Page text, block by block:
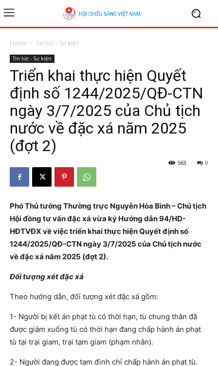
Home Tin tức - Sự kiện
Tin tức - Sự kiện
Triển khai thực hiện Quyết
định số 1244/2025/QĐ-CTN
ngày 3/7/2025 của Chủ tịch
nước về đặc xá năm 2025
(đợt 2)
0
563
Phó Thủ tướng Thường trực Nguyễn Hòa Bình – Chủ tịch
Hội đồng tư vấn đặc xá vừa ký Hướng dẫn 94/HD-
HĐTVĐX về việc triển khai thực hiện Quyết định số
1244/2025/QĐ-CTN ngày 3/7/2025 của Chủ tịch nước
về đặc xá năm 2025 (đợt 2).
Đối tượng xét đặc xá
Theo hướng dẫn, đối tượng xét đặc xá gồm:
1- Người bị kết án phạt tù có thời hạn, tù chung thân đã
được giảm xuống tù có thời hạn đang chấp hành án phạt
tù tại trại giam, trại tạm giam (phạm nhân).
2- Người đang được tạm đình chỉ chấp hành án phạt tù.